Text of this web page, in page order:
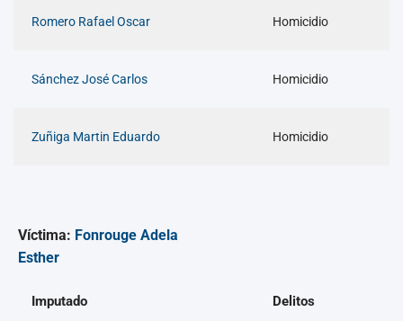
Romero Rafael Oscar Homicidio
Sánchez José Carlos Homicidio
Zuñiga Martin Eduardo Homicidio
Víctima: Fonrouge Adela
Esther
Imputado Delitos